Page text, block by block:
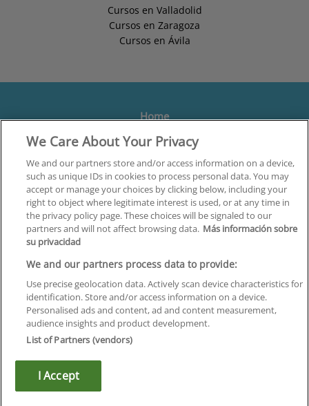
Cursos en Valladolid
Cursos en Zaragoza
Cursos en Ávila
Home
Formación
Centros
Orientación
Quiénes somos
Contacta
Aviso Legal
Política de Privacidad
Política de Cookies
Canal Ético
We Care About Your Privacy
We and our partners store and/or access information on a device,
such as unique IDs in cookies to process personal data. You may
accept or manage your choices by clicking below, including your
right to object where legitimate interest is used, or at any time in
the privacy policy page. These choices will be signaled to our
partners and will not affect browsing data. Más información sobre
su privacidad
We and our partners process data to provide:
Use precise geolocation data. Actively scan device characteristics for
identification. Store and/or access information on a device.
Personalised ads and content, ad and content measurement,
audience insights and product development.
List of Partners (vendors)
I Accept